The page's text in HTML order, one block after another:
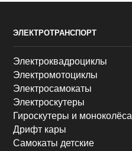
ЭЛЕКТРОТРАНСПОРТ
Электроквадроциклы
Электромотоциклы
Электросамокаты
Электроскутеры
Гироскутеры и моноколёса
Дрифт кары
Самокаты детские